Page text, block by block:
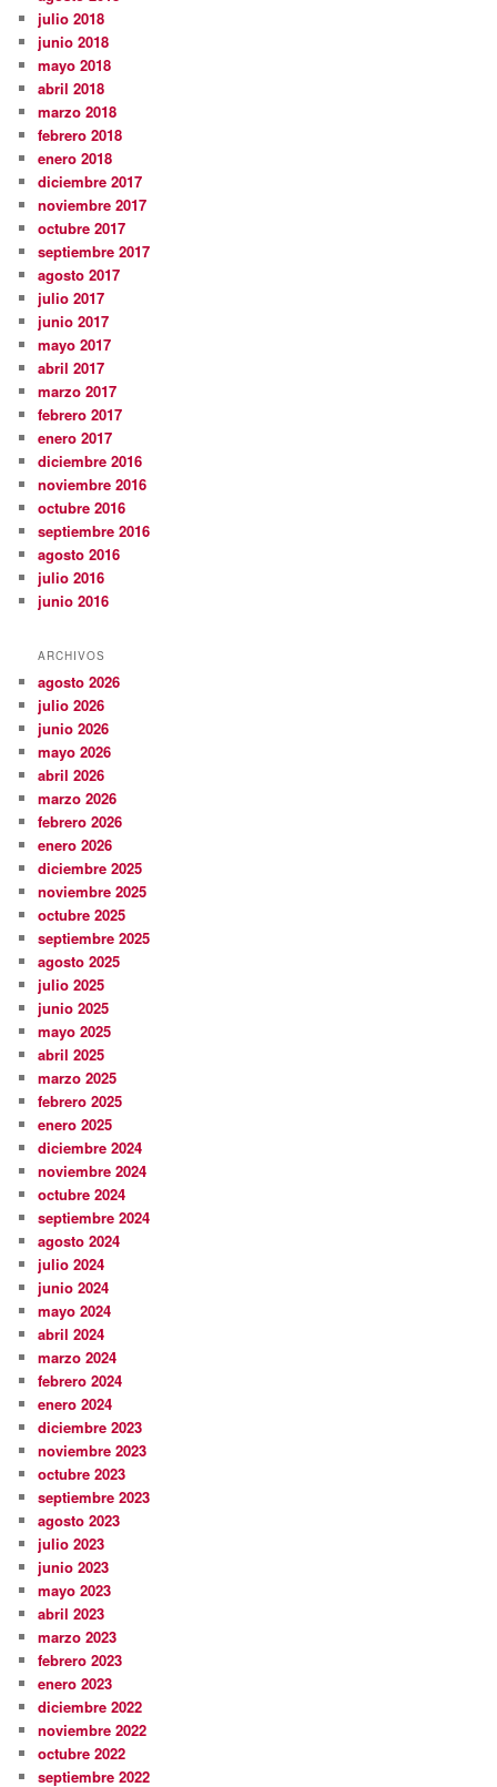
julio 2018
junio 2018
mayo 2018
abril 2018
marzo 2018
febrero 2018
enero 2018
diciembre 2017
noviembre 2017
octubre 2017
septiembre 2017
agosto 2017
julio 2017
junio 2017
mayo 2017
abril 2017
marzo 2017
febrero 2017
enero 2017
diciembre 2016
noviembre 2016
octubre 2016
septiembre 2016
agosto 2016
julio 2016
junio 2016
ARCHIVOS
agosto 2026
julio 2026
junio 2026
mayo 2026
abril 2026
marzo 2026
febrero 2026
enero 2026
diciembre 2025
noviembre 2025
octubre 2025
septiembre 2025
agosto 2025
julio 2025
junio 2025
mayo 2025
abril 2025
marzo 2025
febrero 2025
enero 2025
diciembre 2024
noviembre 2024
octubre 2024
septiembre 2024
agosto 2024
julio 2024
junio 2024
mayo 2024
abril 2024
marzo 2024
febrero 2024
enero 2024
diciembre 2023
noviembre 2023
octubre 2023
septiembre 2023
agosto 2023
julio 2023
junio 2023
mayo 2023
abril 2023
marzo 2023
febrero 2023
enero 2023
diciembre 2022
noviembre 2022
octubre 2022
septiembre 2022